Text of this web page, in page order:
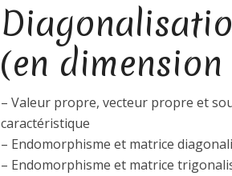
(en
– Valeur propre, vecteur propre et
caractéristique
– Endomorphisme et matrice
– Endomorphisme et matrice